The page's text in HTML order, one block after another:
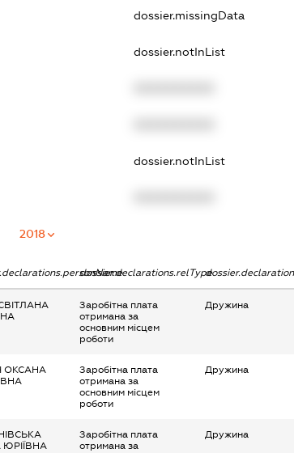
dossier.missingData
dossier.notInList
dossier.notInList
2018
dossier.declarations.relType
Заробітна плата
отримана за
основним місцем
роботи
Дружина
ОКСАНА
Заробітна плата
отримана за
основним місцем
роботи
Дружина
Заробітна плата
отримана за
Дружина